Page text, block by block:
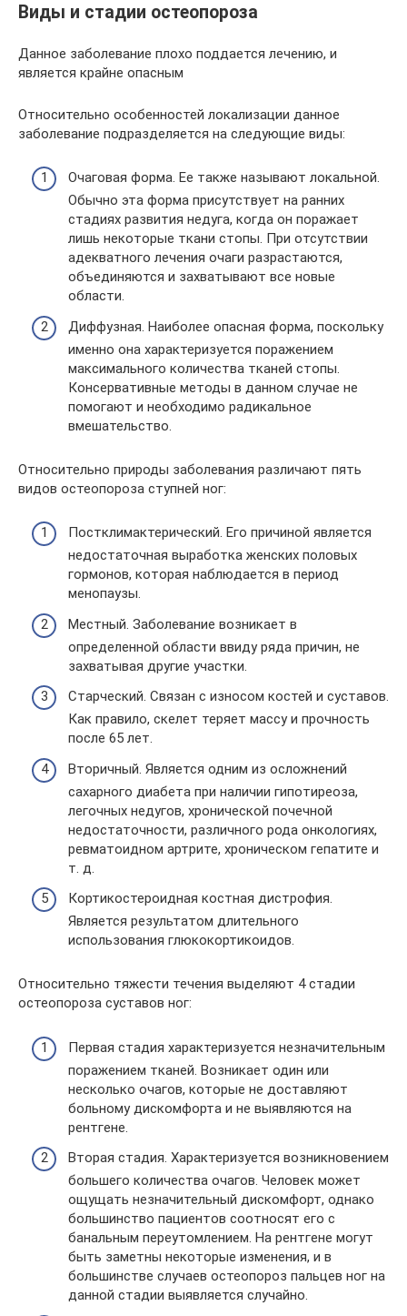
Виды и стадии остеопороза
Данное заболевание плохо поддается лечению, и
является крайне опасным
Относительно особенностей локализации данное
заболевание подразделяется на следующие виды:
Очаговая форма. Ее также называют локальной.
Обычно эта форма присутствует на ранних
стадиях развития недуга, когда он поражает
лишь некоторые ткани стопы. При отсутствии
адекватного лечения очаги разрастаются,
объединяются и захватывают все новые
области.
Диффузная. Наиболее опасная форма, поскольку
именно она характеризуется поражением
максимального количества тканей стопы.
Консервативные методы в данном случае не
помогают и необходимо радикальное
вмешательство.
Относительно природы заболевания различают пять
видов остеопороза ступней ног:
Постклимактерический. Его причиной является
недостаточная выработка женских половых
гормонов, которая наблюдается в период
менопаузы.
Местный. Заболевание возникает в
определенной области ввиду ряда причин, не
захватывая другие участки.
Старческий. Связан с износом костей и суставов.
Как правило, скелет теряет массу и прочность
после 65 лет.
Вторичный. Является одним из осложнений
сахарного диабета при наличии гипотиреоза,
легочных недугов, хронической почечной
недостаточности, различного рода онкологиях,
ревматоидном артрите, хроническом гепатите и
т. д.
Кортикостероидная костная дистрофия.
Является результатом длительного
использования глюкокортикоидов.
Относительно тяжести течения выделяют 4 стадии
остеопороза суставов ног:
Первая стадия характеризуется незначительным
поражением тканей. Возникает один или
несколько очагов, которые не доставляют
больному дискомфорта и не выявляются на
рентгене.
Вторая стадия. Характеризуется возникновением
большего количества очагов. Человек может
ощущать незначительный дискомфорт, однако
большинство пациентов соотносят его с
банальным переутомлением. На рентгене могут
быть заметны некоторые изменения, и в
большинстве случаев остеопороз пальцев ног на
данной стадии выявляется случайно.